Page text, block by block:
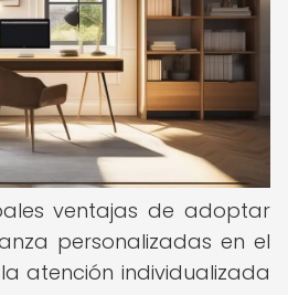
ventajas de adoptar
personalizadas en el
atención individualizada